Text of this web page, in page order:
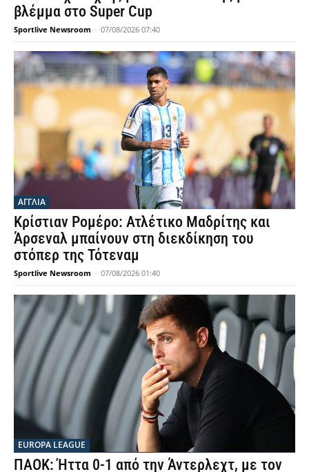
βλέμμα στο Super Cup
Sportlive Newsroom - 07/08/2026 07:40
ΑΓΓΛΙΑ
Κρίστιαν Ρομέρο: Ατλέτικο Μαδρίτης και
Άρσεναλ μπαίνουν στη διεκδίκηση του
στόπερ της Τότεναμ
Sportlive Newsroom - 07/08/2026 01:40
EUROPA LEAGUE
ΠΑΟΚ: Ήττα 0-1 από την Άντερλεχτ, με τον